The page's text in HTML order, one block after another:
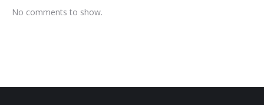
No comments to show.